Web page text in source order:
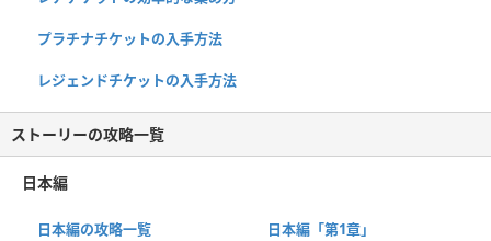
プラチナチケットの入手方法
レジェンドチケットの入手方法
ストーリーの攻略一覧
日本編
日本編の攻略一覧 日本編「第1章」